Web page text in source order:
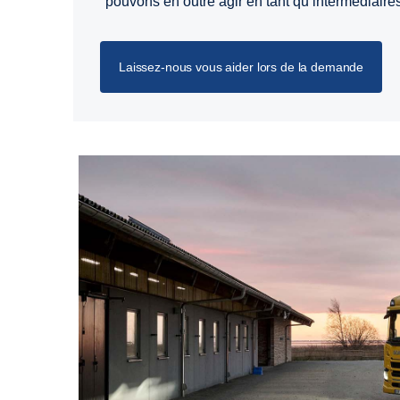
Laissez-nous vous aider lors de la demande